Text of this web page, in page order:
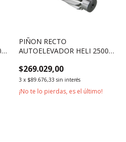
PIÑON RECTO
AUTOELEVADOR HELI 2500KG
$269.029,00
3 x $89.676,33 sin interés
¡No te lo pierdas, es el último!